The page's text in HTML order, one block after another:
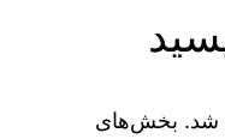
شد. بخش‌های